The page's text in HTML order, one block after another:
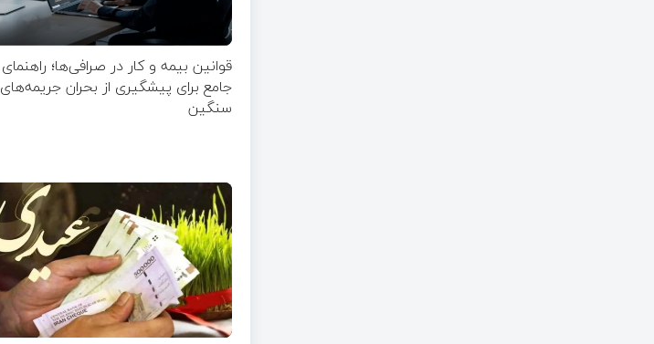
قوانین بیمه و کار در صرافی‌ها؛ راهنمای
جامع برای پیشگیری از بحران جریمه‌های
سنگین